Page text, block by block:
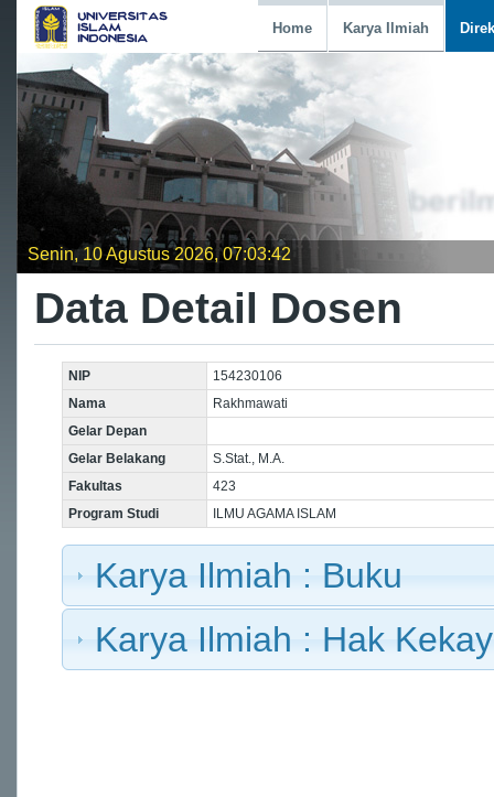
Home Karya Ilmiah
Senin, 10 Agustus 2026, 07:03:42
Data Detail Dosen
NIP
154230106
Nama
Rakhmawati
Gelar Depan
Gelar Belakang
S.Stat., M.A.
Fakultas
423
Program Studi
ILMU AGAMA ISLAM
Karya Ilmiah : Buku
Karya Ilmiah : Hak